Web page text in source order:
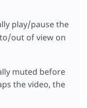
play/pause the
out of view on
muted before
the video, the